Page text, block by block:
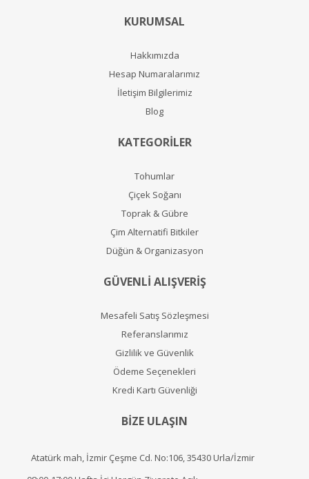
KURUMSAL
Hakkımızda
Hesap Numaralarımız
İletişim Bilgilerimiz
Blog
KATEGORİLER
Tohumlar
Çiçek Soğanı
Toprak & Gübre
Çim Alternatifi Bitkiler
Düğün & Organizasyon
GÜVENLİ ALIŞVERİŞ
Mesafeli Satış Sözleşmesi
Referanslarımız
Gizlilik ve Güvenlik
Ödeme Seçenekleri
Kredi Kartı Güvenliği
BİZE ULAŞIN
Atatürk mah, İzmir Çeşme Cd. No:106, 35430 Urla/İzmir